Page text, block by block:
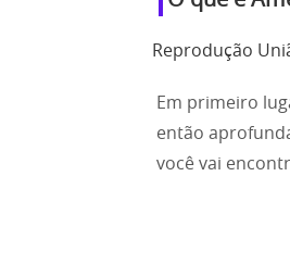
Reprodução
Em primeiro
então
você vai